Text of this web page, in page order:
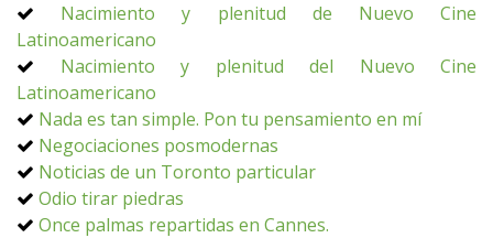
Nacimiento y plenitud de Nuevo Cine
Latinoamericano
Nacimiento y plenitud del Nuevo Cine
Latinoamericano
Nada es tan simple. Pon tu pensamiento en mí
Negociaciones posmodernas
Noticias de un Toronto particular
Odio tirar piedras
Once palmas repartidas en Cannes.